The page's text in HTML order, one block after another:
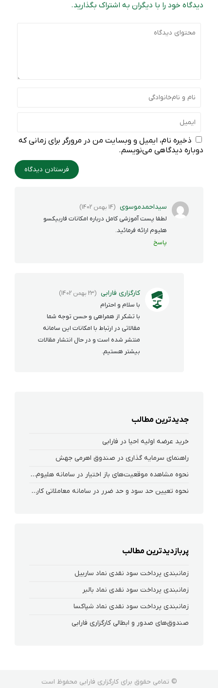
دیدگاه خود را با دیگران به اشتراک بگذارید.
ذخیره نام، ایمیل و وبسایت من در مرورگر برای زمانی که
دوباره دیدگاهی می‌نویسم.
سیداحمدموسوی (14 بهمن 1402)
لطفا پست آموزشی کامل درباره امکانات فاربیکسو
هلیوم ارائه فرمائید.
پاسخ
کارگزاری فارابی (23 بهمن 1402)
با سلام و احترام
با تشکر از همراهی و حسن توجه شما
مقالاتی در ارتباط با امکانات این سامانه
منتشر شده است و در حال انتشار مقالات
بیشتر هستیم.
جدیدترین مطالب
خرید عرضه اولیه احیا در فارابی
راهنمای سرمایه گذاری در صندوق اهرمی جهش
نحوه‌ مشاهده‌ موقعیت‌های باز اختیار در سامانه هلیوم و نکست
نحوه تعیین حد سود و حد ضرر در سامانه معاملاتی کارگزاری فارابی
پربازدیدترین مطالب
زمانبندی پرداخت سود نقدی نماد ساربیل
زمانبندی پرداخت سود نقدی نماد بالبر
زمانبندی پرداخت سود نقدی نماد شپاکسا
صندوق‌های صدور و ابطالی کارگزاری فارابی
© تمامی حقوق برای کارگزاری فارابی محفوظ است